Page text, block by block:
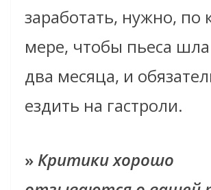
заработать, нужно, по
мере, чтобы пьеса шла
два месяца, и
ездить на гастроли.
» Критики хорошо